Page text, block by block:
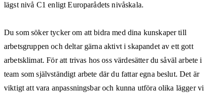
lägst nivå C1 enligt Europarådets nivåskala.
Du som söker tycker om att bidra med dina kunskaper till
arbetsgruppen och deltar gärna aktivt i skapandet av ett gott
arbetsklimat. För att trivas hos oss värdesätter du såväl arbete i
team som självständigt arbete där du fattar egna beslut. Det är
viktigt att vara anpassningsbar och kunna utföra olika lägger vi